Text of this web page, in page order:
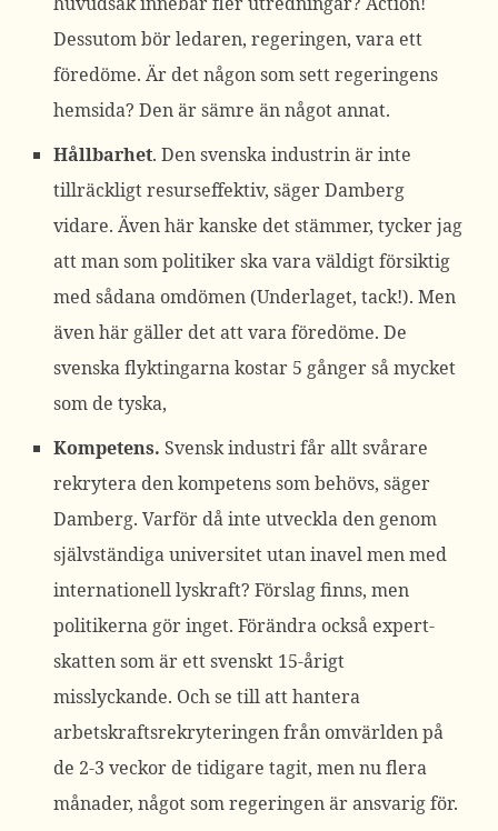
Dessutom bör ledaren, regeringen, vara ett
föredöme. Är det någon som sett regeringens
hemsida? Den är sämre än något annat.
Hållbarhet. Den svenska industrin är inte
tillräckligt resurseffektiv, säger Damberg
vidare. Även här kanske det stämmer, tycker jag
att man som politiker ska vara väldigt försiktig
med sådana omdömen (Underlaget, tack!). Men
även här gäller det att vara föredöme. De
svenska flyktingarna kostar 5 gångerså mycket
som de tyska,
Kompetens. Svensk industri får allt svårare
rekrytera den kompetens som behövs, säger
Damberg. Varför då inte utveckla den genom
självständiga universitetutan inavel men med
internationell lyskraft? Förslag finns, men
politikerna gör inget. Förändra också expert-
skatten som är ett svenskt 15-årigt
misslyckande. Och se till att hantera
arbetskraftsrekryteringen från omvärlden på
de 2-3 veckor de tidigare tagit, men nu flera
månader, något som regeringen är ansvarig för.